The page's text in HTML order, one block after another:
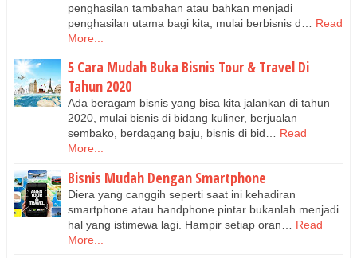
penghasilan tambahan atau bahkan menjadi
penghasilan utama bagi kita, mulai berbisnis d…
Read
More...
5 Cara Mudah Buka Bisnis Tour & Travel Di
Tahun 2020
Ada beragam bisnis yang bisa kita jalankan di tahun
2020, mulai bisnis di bidang kuliner, berjualan
sembako, berdagang baju, bisnis di bid…
Read
More...
Bisnis Mudah Dengan Smartphone
Diera yang canggih seperti saat ini kehadiran
smartphone atau handphone pintar bukanlah menjadi
hal yang istimewa lagi. Hampir setiap oran…
Read
More...